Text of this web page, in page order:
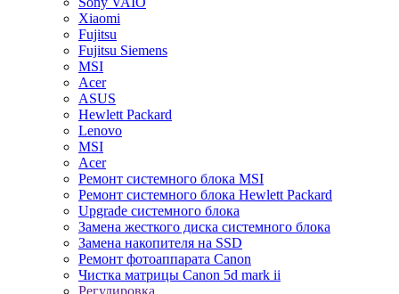
Xiaomi
Fujitsu
Fujitsu Siemens
MSI
Acer
ASUS
Hewlett Packard
Lenovo
MSI
Acer
Ремонт системного блока MSI
Ремонт системного блока Hewlett Packard
Upgrade системного блока
Замена жесткого диска системного блока
Замена накопителя на SSD
Ремонт фотоаппарата Canon
Чистка матрицы Canon 5d mark ii
Регулировка